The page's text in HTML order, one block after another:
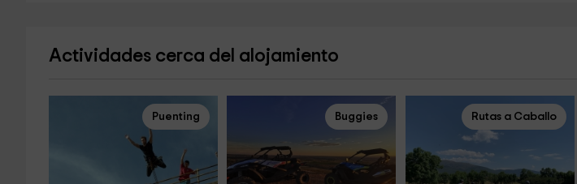
Actividades cerca del alojamiento
Puenting Buggies Rutas a Caballo